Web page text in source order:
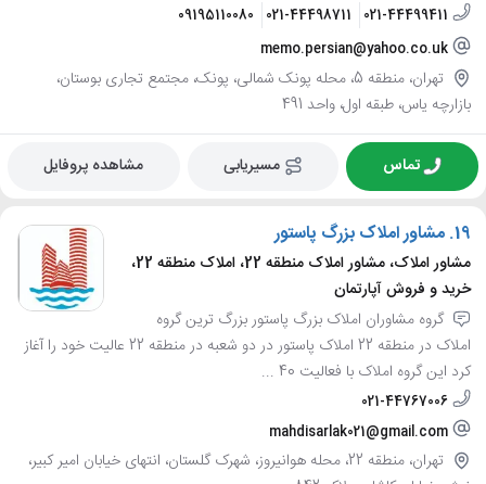
021-44499411
021-44498711
09195110080
memo.persian@yahoo.co.uk
تهران، منطقه 5، محله پونک شمالی، پونک، مجتمع تجاری بوستان،
بازارچه یاس، طبقه اول، واحد 491
تماس مسیریابی مشاهده پروفایل
19. مشاور املاک بزرگ پاستور
مشاور املاک، مشاور املاک منطقه 22، املاک منطقه 22،
خرید و فروش آپارتمان
گروه مشاوران املاک بزرگ پاستور بزرگ ترین گروه
املاک در منطقه 22 املاک پاستور در دو شعبه در منطقه 22 عالیت خود را آغاز
کرد این گروه املاک با فعالیت 40 ...
021-44767006
mahdisarlak021@gmail.com
تهران، منطقه 22، محله هوانیروز، شهرک گلستان، انتهای خیابان امیر کبیر،